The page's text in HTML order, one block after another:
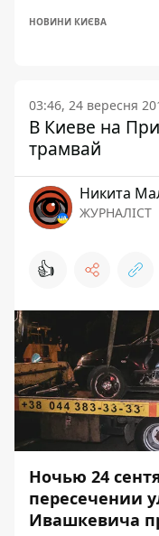
НОВИНИ КИЄВА
03:46, 24 вересня
В Киеве на
трамвай
Никита
ЖУРНАЛІСТ
👍
Ночью 24
пересечении
Ивашкевича